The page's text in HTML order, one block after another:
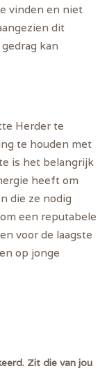
vinden en niet
dit
kan
Herder te
te houden met
is het belangrijk
heeft om
die ze nodig
een ​​reputabele
voor de laagste
op jonge
Zit die van jou